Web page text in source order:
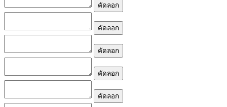
คัดลอก
คัดลอก
คัดลอก
คัดลอก
คัดลอก